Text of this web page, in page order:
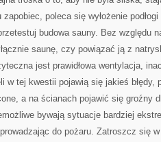
poleca się wyłożenie
budowa sauny. Bez względu
saunę, czy powiązać ją z
jest prawidłowa wentylacja,
w tej kwestii pojawią się jakieś błędy,
a na ścianach pojawić się groźny
bywają sytuacje bardziej
do pożaru. Zatroszcz się